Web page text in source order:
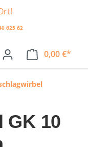
625 62
0,00 €*
GK 10